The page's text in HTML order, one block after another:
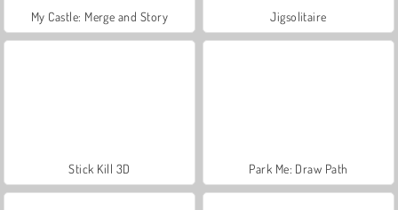
My Castle: Merge and Story Jigsolitaire
Stick Kill 3D Park Me: Draw Path